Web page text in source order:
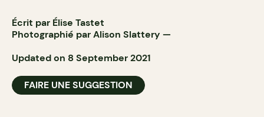
Écrit par Élise Tastet
Photographié parAlison Slattery —
Updated on 8 September 2021
FAIRE UNE SUGGESTION